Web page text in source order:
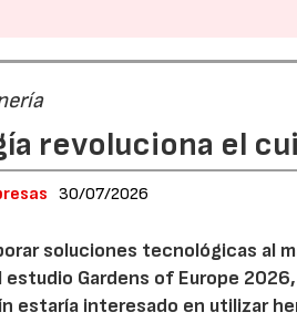
revoluciona el
30/07/2026
soluciones tecnológicas al
estudio Gardens of Europe
estaría interesado en utilizar